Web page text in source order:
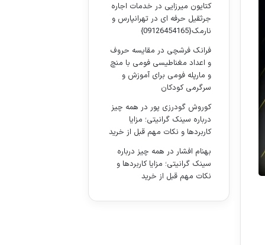
کتایون میرزایی در خدمات اجاره
جرثقیل حرفه ای در تهرانپارس و
نارمک{09126454165}
فرانک فرشچی در مقایسه حروف
و اعداد مغناطیسی فومی با منچ
و مارپله فومی برای آموزش و
سرگرمی کودکان
کوروش گودرزی پوردر همه چیز
درباره سینک گرانیتی؛ مزایا
کاربردها و نکات مهم قبل از خرید
بهنام افشاردر همه چیز درباره
سینک گرانیتی؛ مزایا کاربردها و
نکات مهم قبل از خرید